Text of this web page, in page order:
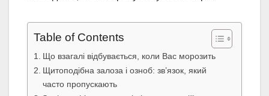
Table of Contents
Що взагалі відбувається, коли Вас морозить
Щитоподібна залоза і озноб: зв’язок, який
часто пропускають